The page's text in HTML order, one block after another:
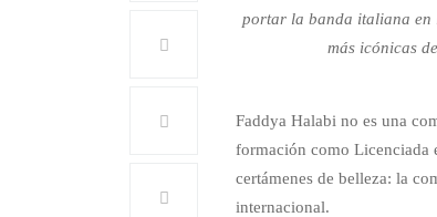
portar la banda italiana en
más icónicas
Faddya Halabi no es una
formación como Licenciada
certámenes de belleza: la
internacional.